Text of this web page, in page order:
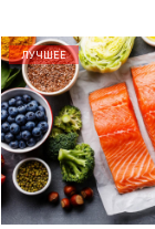
ЛУЧШЕЕ